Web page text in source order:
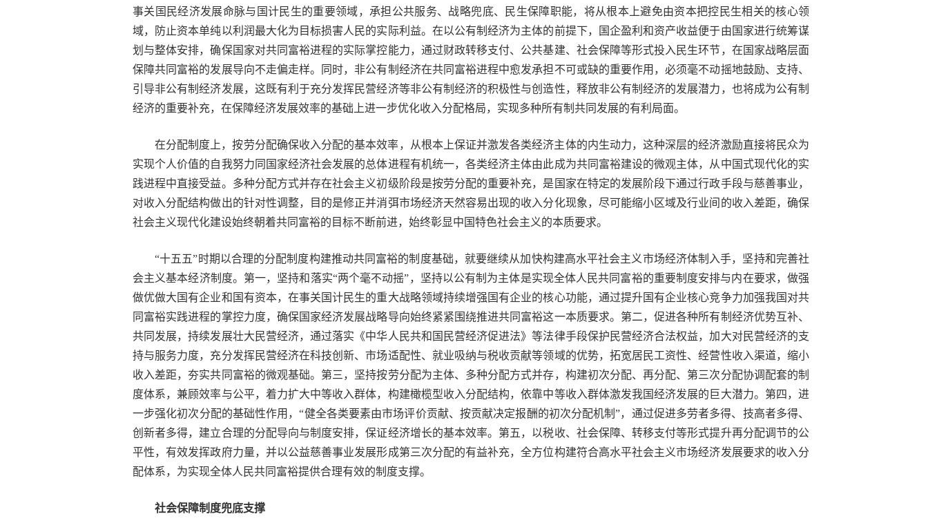
事关国民经济发展命脉与国计民生的重要领域，承担公共服务、战略兜底、民生保障职能，将从根本上避免由资本把控民生相关的核心领
域，防止资本单纯以利润最大化为目标损害人民的实际利益。在以公有制经济为主体的前提下，国企盈利和资产收益便于由国家进行统筹谋
划与整体安排，确保国家对共同富裕进程的实际掌控能力，通过财政转移支付、公共基建、社会保障等形式投入民生环节，在国家战略层面
保障共同富裕的发展导向不走偏走样。同时，非公有制经济在共同富裕进程中愈发承担不可或缺的重要作用，必须毫不动摇地鼓励、支持、
引导非公有制经济发展，这既有利于充分发挥民营经济等非公有制经济的积极性与创造性，释放非公有制经济的发展潜力，也将成为公有制
经济的重要补充，在保障经济发展效率的基础上进一步优化收入分配格局，实现多种所有制共同发展的有利局面。
在分配制度上，按劳分配确保收入分配的基本效率，从根本上保证并激发各类经济主体的内生动力，这种深层的经济激励直接将民众为
实现个人价值的自我努力同国家经济社会发展的总体进程有机统一，各类经济主体由此成为共同富裕建设的微观主体，从中国式现代化的实
践进程中直接受益。多种分配方式并存在社会主义初级阶段是按劳分配的重要补充，是国家在特定的发展阶段下通过行政手段与慈善事业，
对收入分配结构做出的针对性调整，目的是修正并消弭市场经济天然容易出现的收入分化现象，尽可能缩小区域及行业间的收入差距，确保
社会主义现代化建设始终朝着共同富裕的目标不断前进，始终彰显中国特色社会主义的本质要求。
“十五五”时期以合理的分配制度构建推动共同富裕的制度基础，就要继续从加快构建高水平社会主义市场经济体制入手，坚持和完善社
会主义基本经济制度。第一，坚持和落实“两个毫不动摇”，坚持以公有制为主体是实现全体人民共同富裕的重要制度安排与内在要求，做强
做优做大国有企业和国有资本，在事关国计民生的重大战略领域持续增强国有企业的核心功能，通过提升国有企业核心竞争力加强我国对共
同富裕实践进程的掌控力度，确保国家经济发展战略导向始终紧紧围绕推进共同富裕这一本质要求。第二，促进各种所有制经济优势互补、
共同发展，持续发展壮大民营经济，通过落实《中华人民共和国民营经济促进法》等法律手段保护民营经济合法权益，加大对民营经济的支
持与服务力度，充分发挥民营经济在科技创新、市场适配性、就业吸纳与税收贡献等领域的优势，拓宽居民工资性、经营性收入渠道，缩小
收入差距，夯实共同富裕的微观基础。第三，坚持按劳分配为主体、多种分配方式并存，构建初次分配、再分配、第三次分配协调配套的制
度体系，兼顾效率与公平，着力扩大中等收入群体，构建橄榄型收入分配结构，依靠中等收入群体激发我国经济发展的巨大潜力。第四，进
一步强化初次分配的基础性作用，“健全各类要素由市场评价贡献、按贡献决定报酬的初次分配机制”，通过促进多劳者多得、技高者多得、
创新者多得，建立合理的分配导向与制度安排，保证经济增长的基本效率。第五，以税收、社会保障、转移支付等形式提升再分配调节的公
平性，有效发挥政府力量，并以公益慈善事业发展形成第三次分配的有益补充，全方位构建符合高水平社会主义市场经济发展要求的收入分
配体系，为实现全体人民共同富裕提供合理有效的制度支撑。
社会保障制度兜底支撑